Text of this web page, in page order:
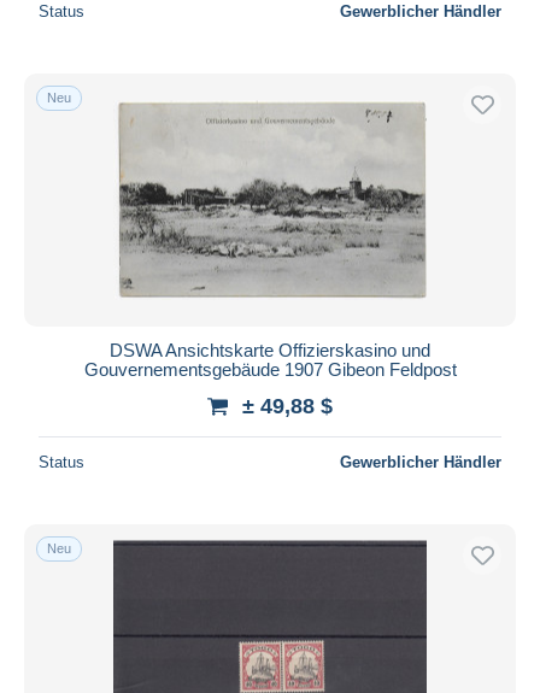
Status Gewerblicher Händler
Neu
DSWA Ansichtskarte Offizierskasino und
Gouvernementsgebäude 1907 Gibeon Feldpost
± 49,88 $
Status Gewerblicher Händler
Neu